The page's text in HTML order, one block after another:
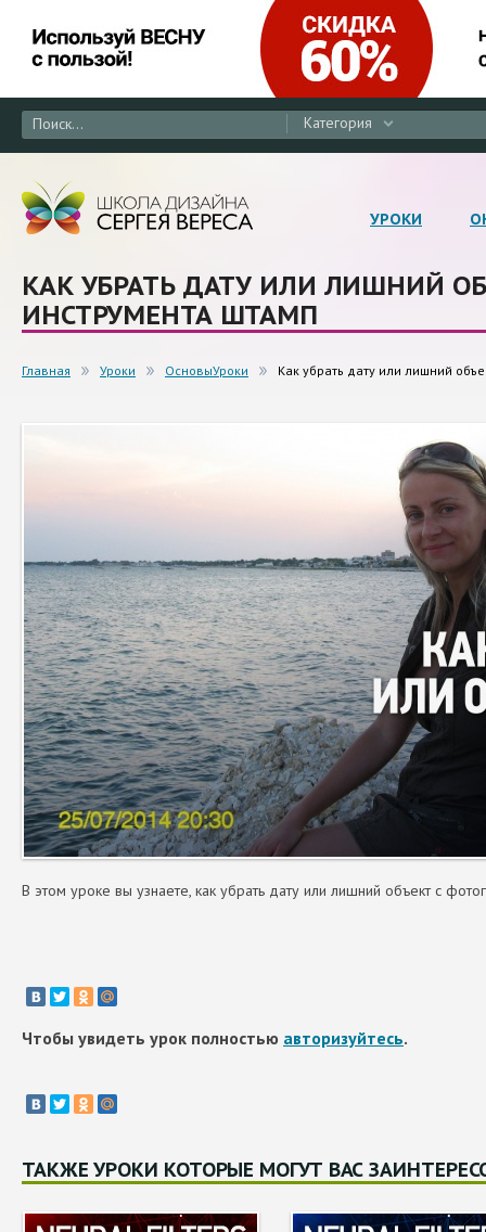
Категория
УРОКИ
КАК УБРАТЬ ДАТУ ИЛИ ЛИШНИЙ
ИНСТРУМЕНТА ШТАМП
Главная Уроки ОсновыУроки Как убрать дату или лишний
В этом уроке вы узнаете, как убрать дату или лишний объект с
Чтобы увидеть урок полностью авторизуйтесь.
ТАКЖЕ УРОКИ КОТОРЫЕ МОГУТ ВАС